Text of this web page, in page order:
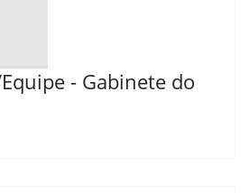
- Gabinete do